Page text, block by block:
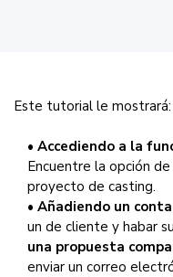
Este tutorial le mostrará:
• Accediendo a la
Encuentre la opción
proyecto de casting.
• Añadiendo un
un de cliente y habar
una propuesta
enviar un correo